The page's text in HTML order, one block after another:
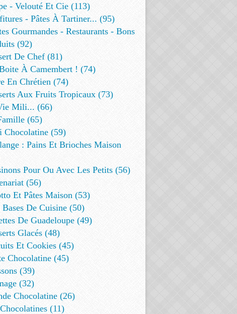
- Velouté Et Cie (113)
- Pâtes À Tartiner... (95)
Gourmandes - Restaurants - Bons
(92)
De Chef (81)
À Camembert ! (74)
En Chrétien (74)
Aux Fruits Tropicaux (73)
Mili... (66)
(65)
Chocolatine (59)
: Pains Et Brioches Maison
Pour Ou Avec Les Petits (56)
(56)
Et Pâtes Maison (53)
Bases De Cuisine (50)
De Guadeloupe (49)
Glacés (48)
Et Cookies (45)
Chocolatine (45)
(39)
(32)
Chocolatine (26)
(11)